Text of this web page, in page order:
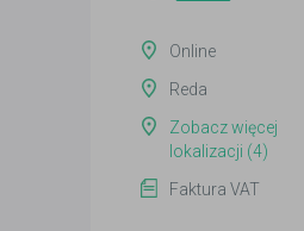
Online
Reda
Zobacz więcej
lokalizacji (4)
Faktura VAT